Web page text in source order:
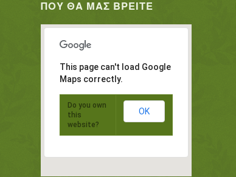
ΠΟΥ ΘΑ ΜΑΣ ΒΡΕΊΤΕ
This page can't load Google
Maps correctly.
Do you own
this
website?
OK